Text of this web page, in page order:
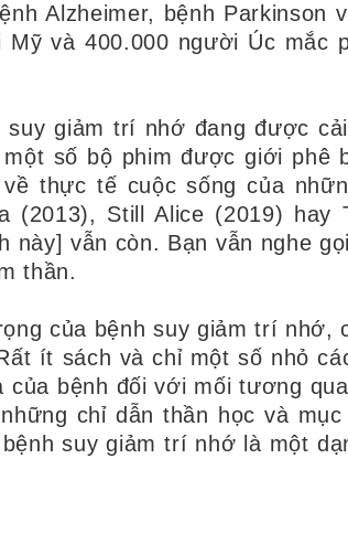
Alzheimer, bệnh Parkinson
và 400.000 người Úc mắc
suy giảm trí nhớ đang được
số bộ phim được giới phê
thực tế cuộc sống của
(2013), Still Alice (2019) hay
này] vẫn còn. Bạn vẫn nghe
thần.
của bệnh suy giảm trí
ít sách và chỉ một số nhỏ
bệnh đối với mối tương
chỉ dẫn thần học và
suy giảm trí nhớ là một